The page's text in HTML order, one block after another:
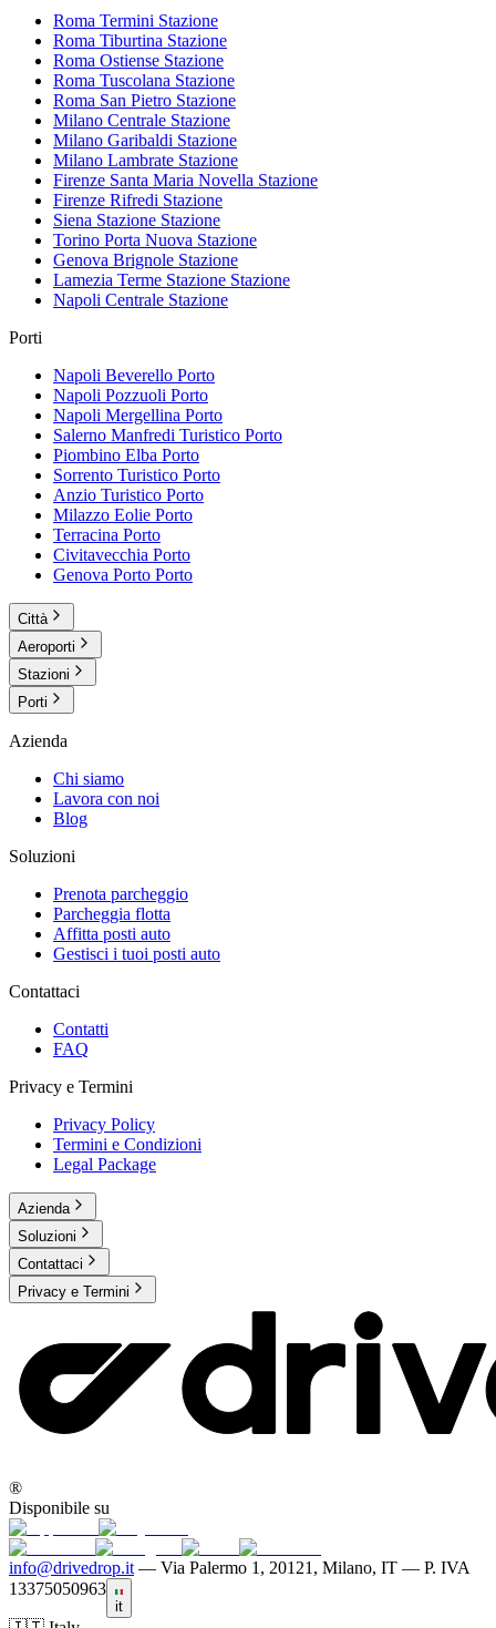
Roma Termini Stazione
Roma Tiburtina Stazione
Roma Ostiense Stazione
Roma Tuscolana Stazione
Roma San Pietro Stazione
Milano Centrale Stazione
Milano Garibaldi Stazione
Milano Lambrate Stazione
Firenze Santa Maria Novella Stazione
Firenze Rifredi Stazione
Siena Stazione Stazione
Torino Porta Nuova Stazione
Genova Brignole Stazione
Lamezia Terme Stazione Stazione
Napoli Centrale Stazione
Porti
Napoli Beverello Porto
Napoli Pozzuoli Porto
Napoli Mergellina Porto
Salerno Manfredi Turistico Porto
Piombino Elba Porto
Sorrento Turistico Porto
Anzio Turistico Porto
Milazzo Eolie Porto
Terracina Porto
Civitavecchia Porto
Genova Porto Porto
Città
Aeroporti
Stazioni
Porti
Azienda
Chi siamo
Lavora con noi
Blog
Soluzioni
Prenota parcheggio
Parcheggia flotta
Affitta posti auto
Gestisci i tuoi posti auto
Contattaci
Contatti
FAQ
Privacy e Termini
Privacy Policy
Termini e Condizioni
Legal Package
Azienda
Soluzioni
Contattaci
Privacy e Termini
®
Disponibile su
info@drivedrop.it — Via Palermo 1, 20121, Milano, IT — P. IVA
13375050963
it